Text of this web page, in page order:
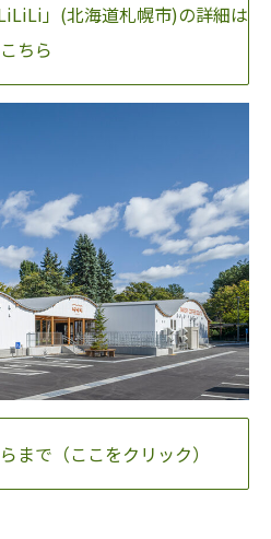
」(北海道札幌市)の詳細は
こちら
まで（ここをクリック）